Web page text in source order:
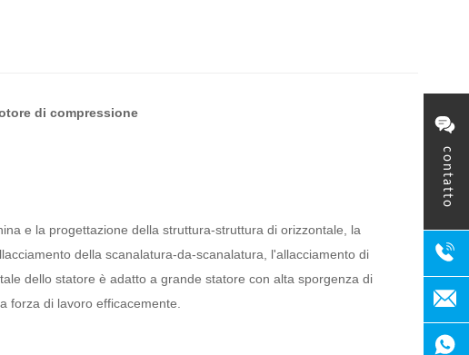
contatto
di compressione
e la progettazione della struttura-struttura di orizzontale, la
della scanalatura-da-scanalatura, l'allacciamento di
dello statore è adatto a grande statore con alta sporgenza di
forza di lavoro efficacemente.